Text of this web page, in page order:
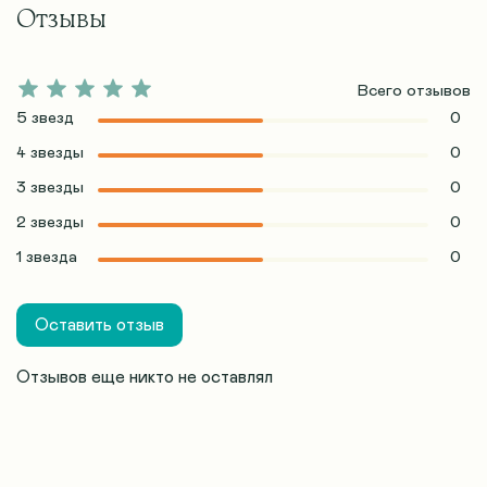
Отзывы
Отзывов еще никто не оставлял
Всего отзывов
5 звезд
0
4 звезды 0
3 звезды 0
2 звезды 0
1 звезда 0
Оставить отзыв